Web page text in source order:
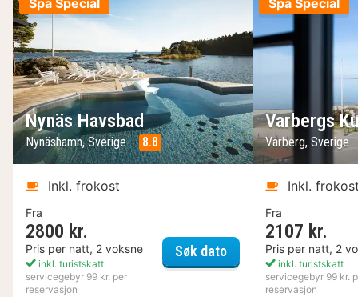
Spa Special
Nynäs Havsbad
Nynäshamn, Sverige 8.8
Inkl. frokost
Fra
2800 kr.
Pris per natt, 2 voksne
inkl. turistskatt
servicegebyr 99 kr. per
reservasjon
Søk datoNynäs Havsbad
Spa Special
Varbergs
Varberg, Sverige
Inkl.
Fra
2107 kr.
Pris per natt, 2
inkl. turistskatt
servicegebyr 99 kr.
reservasjon